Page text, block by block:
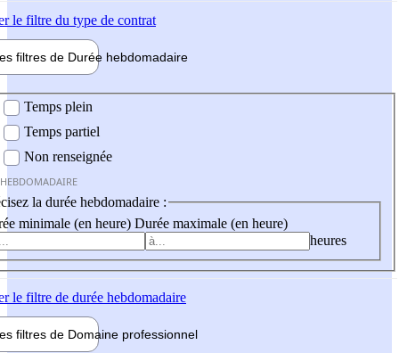
le filtre du type de contrat
filtres de Durée hebdomadaire
Temps plein
Temps partiel
Non renseignée
la durée hebdomadaire :
minimale (en heure) Durée maximale (en heure)
heures
le filtre de durée hebdomadaire
filtres de Domaine professionnel